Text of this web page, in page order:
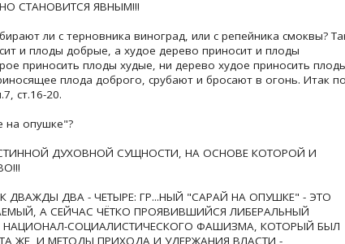
СТАНОВИТСЯ ЯВНЫМ!!!
ли с терновника виноград, или с репейника смоквы?
и плоды добрые, а худое дерево приносит и плоды
приносить плоды худые, ни дерево худое приносить
плода доброго, срубают и бросают в огонь. Итак по
ст.16-20.
на опушке"?
ДУХОВНОЙ СУЩНОСТИ, НА ОСНОВЕ КОТОРОЙ И
ДВАЖДЫ ДВА - ЧЕТЫРЕ: ГР...НЫЙ "САРАЙ НА ОПУШКЕ" - ЭТО
А СЕЙЧАС ЧЁТКО ПРОЯВИВШИЙСЯ ЛИБЕРАЛЬНЫЙ
СОЦИАЛИСТИЧЕСКОГО ФАШИЗМА, КОТОРЫЙ БЫЛ
ЖЕ, И МЕТОДЫ ПРИХОДА И УДЕРЖАНИЯ ВЛАСТИ -